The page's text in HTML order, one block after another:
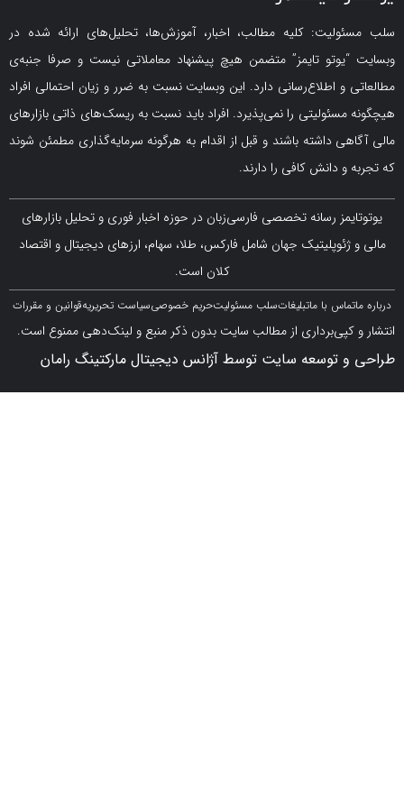
کلیه مطالب، اخبار، آموزش‌ها، تحلیل‌های ارائه شده در
تایمز” متضمن هیچ پیشنهاد معاملاتی نیست و صرفا جنبه‌ی
اطلاع‌رسانی دارد. این وبسایت نسبت به ضرر و زیان احتمالی افراد
را نمی‌پذیرد. افراد باید نسبت به ریسک‌های ذاتی بازارهای
داشته باشند و قبل از اقدام به هرگونه سرمایه‌گذاری مطمئن شوند
دانش کافی را دارند.
رسانه تخصصی فارسی‌زبان در حوزه اخبار فوری و تحلیل بازارهای
جهان شامل فارکس، طلا، سهام، ارزهای دیجیتال و اقتصاد
با ما تبلیغاتسلب مسئولیتحریم خصوصیسیاست تحریریهقوانین و مقررات
از مطالب سایت بدون ذکر منبع و لینک‌دهی ممنوع است.
سایت توسط آژانس دیجیتال مارکتینگ رامان